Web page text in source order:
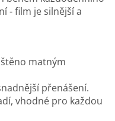
- film je silnější a
matným
přenášení.
vhodné pro každou